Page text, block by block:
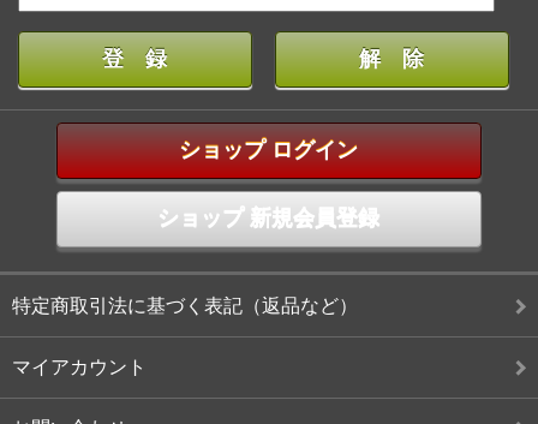
ショップ ログイン
ショップ 新規会員登録
特定商取引法に基づく表記（返品など）
マイアカウント